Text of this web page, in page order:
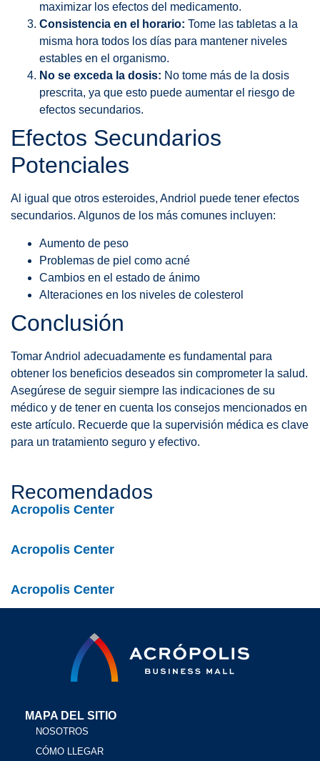
maximizar los efectos del medicamento.
Consistencia en el horario: Tome las tabletas a la
misma hora todos los días para mantener niveles
estables en el organismo.
No se exceda la dosis: No tome más de la dosis
prescrita, ya que esto puede aumentar el riesgo de
efectos secundarios.
Efectos Secundarios
Potenciales
Al igual que otros esteroides, Andriol puede tener efectos
secundarios. Algunos de los más comunes incluyen:
Aumento de peso
Problemas de piel como acné
Cambios en el estado de ánimo
Alteraciones en los niveles de colesterol
Conclusión
Tomar Andriol adecuadamente es fundamental para
obtener los beneficios deseados sin comprometer la salud.
Asegúrese de seguir siempre las indicaciones de su
médico y de tener en cuenta los consejos mencionados en
este artículo. Recuerde que la supervisión médica es clave
para un tratamiento seguro y efectivo.
Recomendados
Acropolis Center
Acropolis Center
Acropolis Center
MAPA DEL SITIO
NOSOTROS
CÓMO LLEGAR